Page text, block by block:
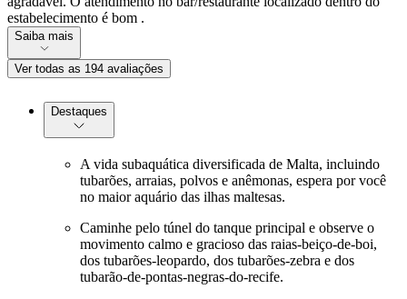
estabelecimento é bom .
Saiba mais
Ver todas as 194 avaliações
Destaques
A vida subaquática diversificada de Malta, incluindo
tubarões, arraias, polvos e anêmonas, espera por você
no maior aquário das ilhas maltesas.
Caminhe pelo túnel do tanque principal e observe o
movimento calmo e gracioso das raias-beiço-de-boi,
dos tubarões-leopardo, dos tubarões-zebra e dos
tubarão-de-pontas-negras-do-recife.